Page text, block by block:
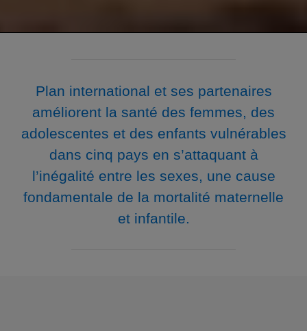
Plan international et ses partenaires
améliorent la santé des femmes, des
adolescentes et des enfants vulnérables
dans cinq pays en s’attaquant à
l’inégalité entre les sexes, une cause
fondamentale de la mortalité maternelle
et infantile.